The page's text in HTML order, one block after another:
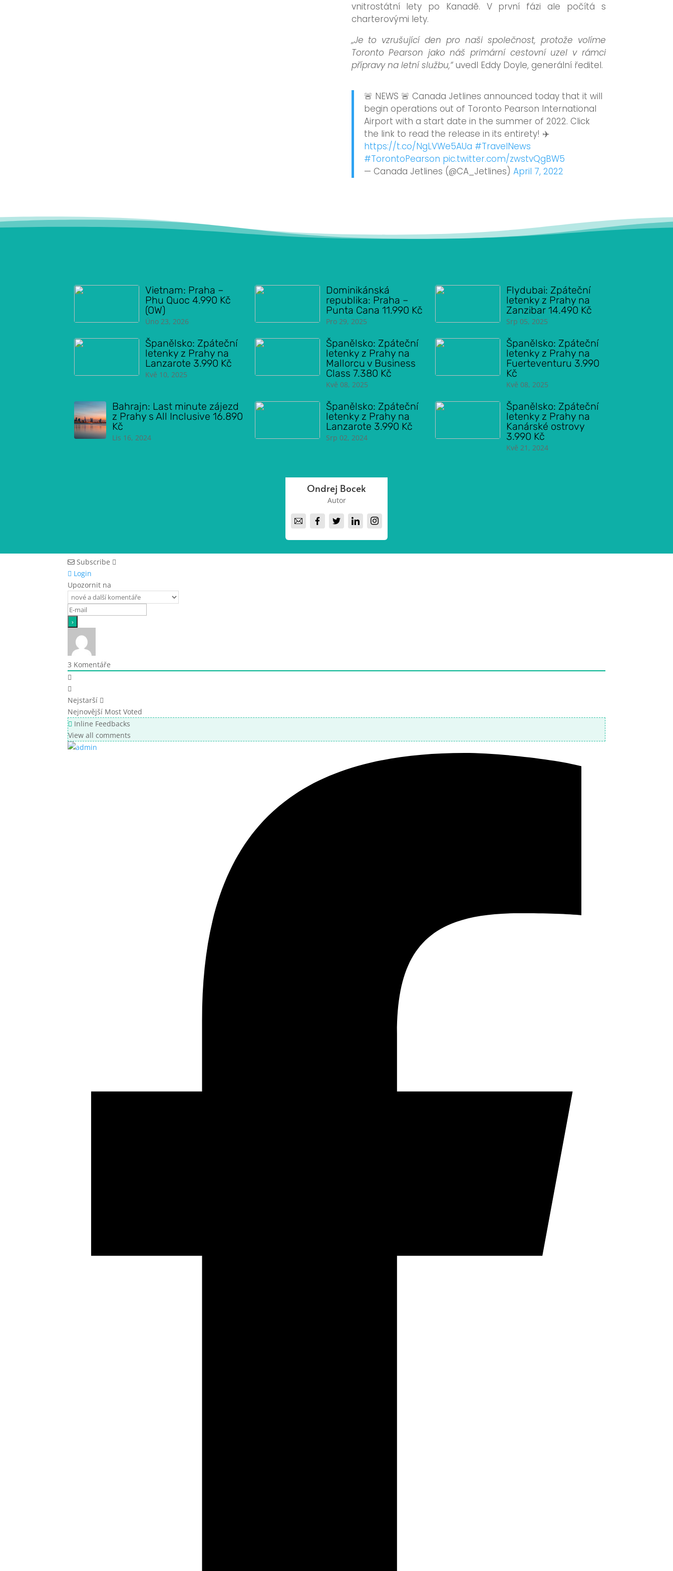
vnitrostátní lety po Kanadě. V první fázi ale počítá s
charterovými lety.
„Je to vzrušující den pro naši společnost, protože volíme
Toronto Pearson jako náš primární cestovní uzel v rámci
přípravy na letní službu,“uvedl Eddy Doyle, generální ředitel.
🚨 NEWS 🚨 Canada Jetlines announced today that it will
begin operations out of Toronto Pearson International
Airport with a start date in the summer of 2022. Click
the link to read the release in its entirety! ✈️
https://t.co/NgLVWe5AUa #TravelNews
#TorontoPearson pic.twitter.com/zwstvQgBW5
— Canada Jetlines (@CA_Jetlines) April 7, 2022
Vietnam: Praha –
Phu Quoc 4.990 Kč
(OW)
Úno 23, 2026
Dominikánská
republika: Praha –
Punta Cana 11.990 Kč
Pro 29, 2025
Flydubai: Zpáteční
letenky z Prahy na
Zanzibar 14.490 Kč
Srp 05, 2025
Španělsko: Zpáteční
letenky z Prahy na
Lanzarote 3.990 Kč
Kvě 10, 2025
Španělsko: Zpáteční
letenky z Prahy na
Mallorcu v Business
Class 7.380 Kč
Kvě 08, 2025
Španělsko: Zpáteční
letenky z Prahy na
Fuerteventuru 3.990
Kč
Kvě 08, 2025
Bahrajn: Last minute zájezd
z Prahy s All Inclusive 16.890
Kč
Lis 16, 2024
Španělsko: Zpáteční
letenky z Prahy na
Lanzarote 3.990 Kč
Srp 02, 2024
Španělsko: Zpáteční
letenky z Prahy na
Kanárské ostrovy
3.990 Kč
Kvě 21, 2024
Ondrej Bocek
Autor
Subscribe
Login
Upozornit na
3 Komentáře
Nejstarší
Nejnovější Most Voted
Inline Feedbacks
View all comments